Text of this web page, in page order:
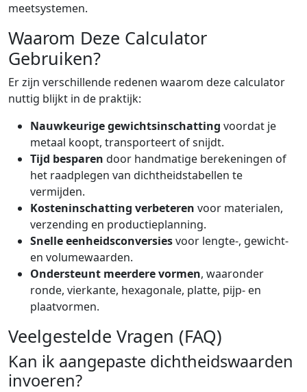
meetsystemen.
Waarom Deze Calculator
Gebruiken?
Er zijn verschillende redenen waarom deze calculator
nuttig blijkt in de praktijk:
Nauwkeurige gewichtsinschatting voordat je
metaal koopt, transporteert of snijdt.
Tijd besparen door handmatige berekeningen of
het raadplegen van dichtheidstabellen te
vermijden.
Kosteninschatting verbeteren voor materialen,
verzending en productieplanning.
Snelle eenheidsconversiesvoor lengte-, gewicht-
en volumewaarden.
Ondersteunt meerdere vormen, waaronder
ronde, vierkante, hexagonale, platte, pijp- en
plaatvormen.
Veelgestelde Vragen (FAQ)
Kan ik aangepaste dichtheidswaarden
invoeren?